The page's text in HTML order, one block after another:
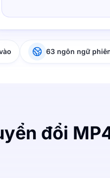
63 ngôn ngữ
đổi